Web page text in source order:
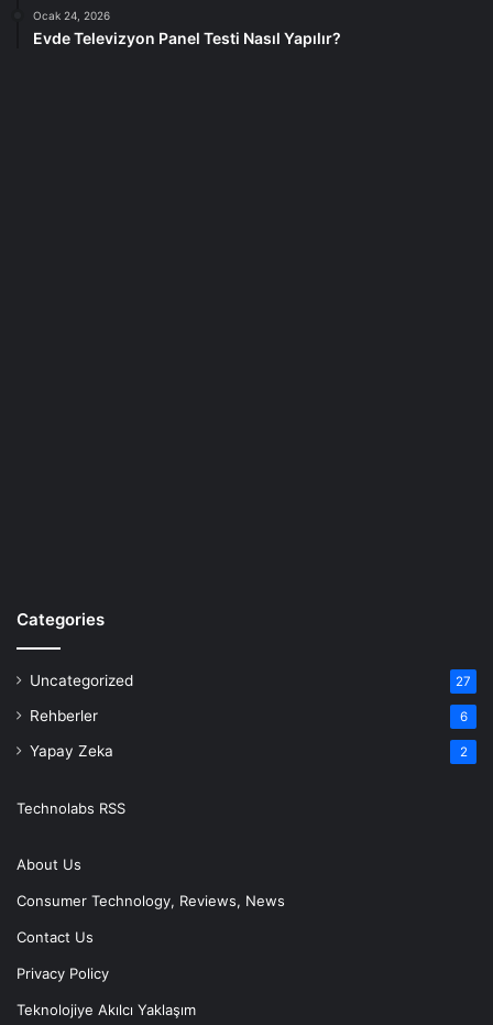
Ocak 24, 2026
Evde Televizyon Panel Testi Nasıl Yapılır?
Categories
Uncategorized 27
Rehberler 6
Yapay Zeka 2
Technolabs RSS
About Us
Consumer Technology, Reviews, News
Contact Us
Privacy Policy
Teknolojiye Akılcı Yaklaşım